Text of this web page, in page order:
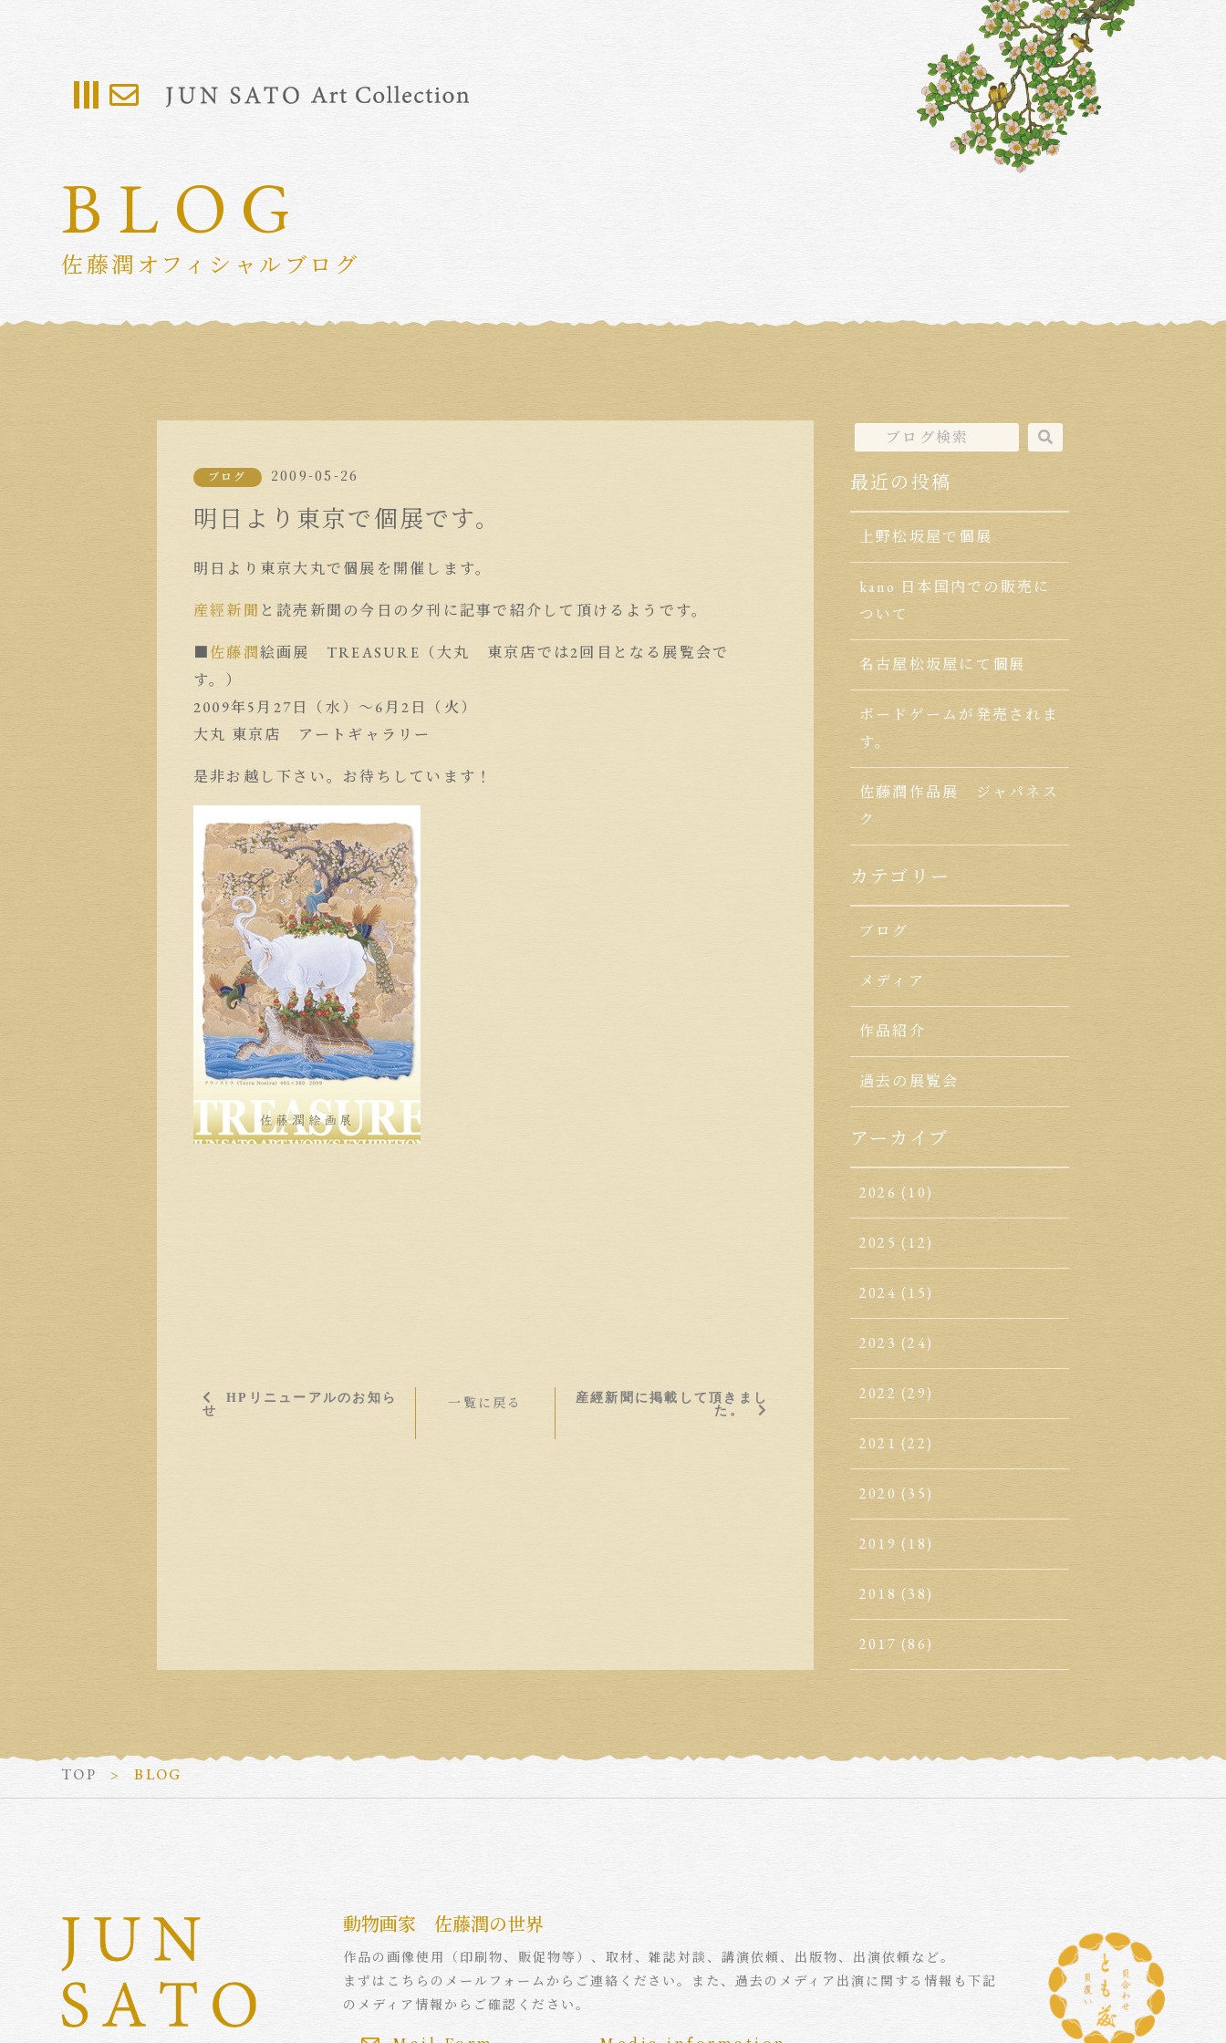
BLOG
佐藤潤オフィシャルブログ
ブログ 2009-05-26
明日より東京で個展です。
明日より東京大丸で個展を開催します。
産經新聞 と読売新聞の今日の夕刊に記事で紹介して頂けるようです。
■ 佐藤潤絵画展 TREASURE（大丸 東京店では2回目となる展覧会で
す。）
2009年5月27日（水）〜6月2日（火）
大丸 東京店 アートギャラリー
是非お越し下さい。お待ちしています！
HPリニューアルのお知ら
せ
一覧に戻る
産經新聞に掲載して頂きまし
た。
最近の投稿
上野松坂屋で個展
kano 日本国内での販売に
ついて
名古屋松坂屋にて個展
ボードゲームが発売されま
す。
佐藤潤作品展 ジャパネス
ク
カテゴリー
ブログ
メディア
作品紹介
過去の展覧会
アーカイブ
2026 (10)
2025 (12)
2024 (15)
2023 (24)
2022 (29)
2021 (22)
2020 (35)
2019 (18)
2018 (38)
2017 (86)
TOP BLOG
動物画家 佐藤潤の世界
作品の画像使用（印刷物、販促物等）、取材、雑誌対談、講演依頼、出版物、出演依頼など。
まずはこちらのメールフォームからご連絡ください。また、過去のメディア出演に関する情報も下記
のメディア情報からご確認ください。